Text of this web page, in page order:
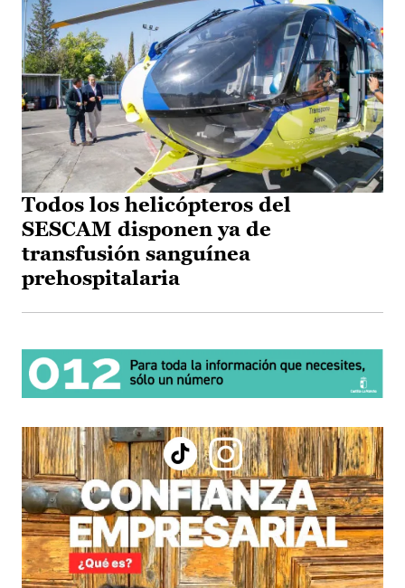
Todos los helicópteros del
SESCAM disponen ya de
transfusión sanguínea
prehospitalaria